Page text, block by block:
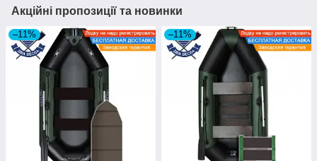
Акційні пропозиції та новинки
–11% –11%